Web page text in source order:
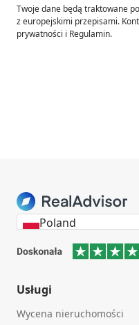
Twoje dane będą traktowane
z europejskimi przepisami.
prywatności i Regulamin.
Poland
Usługi
Wycena nieruchomości